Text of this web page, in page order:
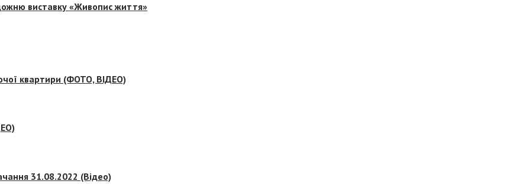
виставку «Живопис життя»
квартири (ФОТО, ВІДЕО)
31.08.2022 (Відео)